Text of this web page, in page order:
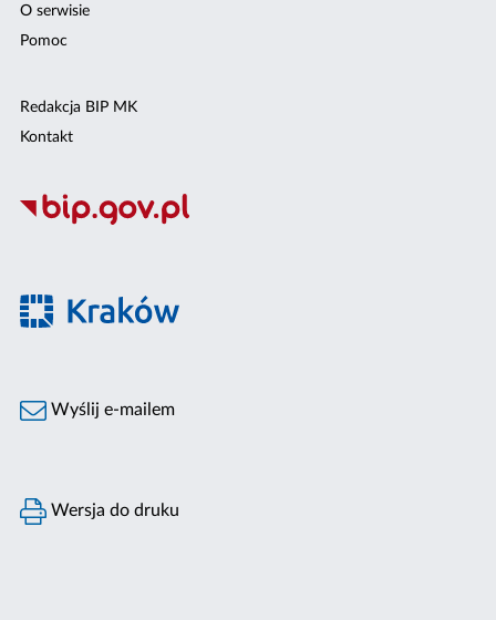
O serwisie
Pomoc
Redakcja BIP MK
Kontakt
Wyślij e-mailem
Wersja do druku